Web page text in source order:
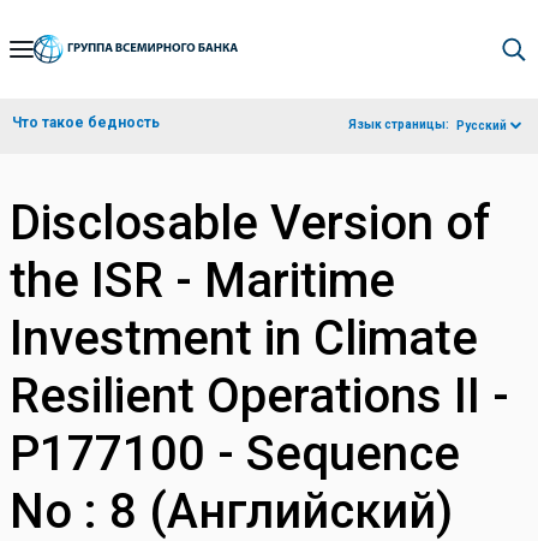
Skip
Navigation
Что такое бедность Язык страницы: Русский
Disclosable Version of
the ISR - Maritime
Investment in Climate
Resilient Operations II -
P177100 - Sequence
No : 8 (Английский)